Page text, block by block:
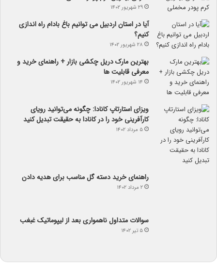
۲۹ شهریور ۱۴۰۲
آیا در استان اردبیل می توانیم باغ بادام راه اندازی
کنیم؟
۲۸ شهریور ۱۴۰۲
بهترین مارک دریل چکشی بازار + راهنمای خرید و
معرفی قابلیت ها
۱۴ شهریور ۱۴۰۲
ویزای استارتاپ کانادا: چگونه می‌توانید رویای
کارآفرینی خود را در کانادا به حقیقت تبدیل کنید
۵ مرداد ۱۴۰۲
راهنمای خرید دسته گل مناسب برای هدیه دادن
۲ مرداد ۱۴۰۲
سوالات متداول ناهمواری بعد از لیپوماتیک غبغب
۵ تیر ۱۴۰۲